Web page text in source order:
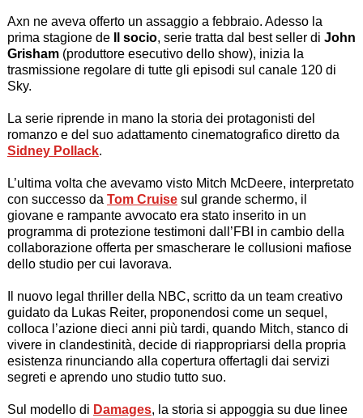
Axn ne aveva offerto un assaggio a febbraio. Adesso la
prima stagione deIl socio, serie tratta dal best seller di John
Grisham(produttore esecutivo dello show), inizia la
trasmissione regolare di tutte gli episodi sul canale 120 di
Sky.
La serie riprende in mano la storia dei protagonisti del
romanzo e del suo adattamento cinematografico diretto da
Sidney Pollack.
L’ultima volta che avevamo visto Mitch McDeere, interpretato
con successo da Tom Cruisesul grande schermo, il
giovane e rampante avvocato era stato inserito in un
programma di protezione testimoni dall’FBI in cambio della
collaborazione offerta per smascherare le collusioni mafiose
dello studio per cui lavorava.
Il nuovo legal thriller della NBC, scritto da un team creativo
guidato da Lukas Reiter, proponendosi come un sequel,
colloca l’azione dieci anni più tardi, quando Mitch, stanco di
vivere in clandestinità, decide di riappropriarsi della propria
esistenza rinunciando alla copertura offertagli dai servizi
segreti e aprendo uno studio tutto suo.
Sul modello di Damages, la storia si appoggia su due linee